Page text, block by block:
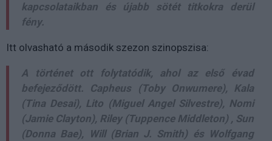
kapcsolataikban és újabb sötét titkokra derül
fény.
Itt olvasható a második szezon szinopszisa:
A történet ott folytatódik, ahol az első évad
befejeződött. Capheus (Toby Onwumere), Kala
(Tina Desai), Lito (Miguel Angel Silvestre), Nomi
(Jamie Clayton), Riley (Tuppence Middleton) , Sun
(Donna Bae), Will (Brian J. Smith) és Wolfgang